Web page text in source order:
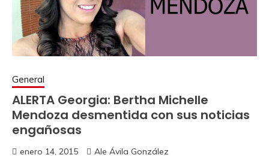
General
ALERTA Georgia: Bertha Michelle
Mendoza desmentida con sus noticias
engañosas
enero 14, 2015 Ale Ávila González